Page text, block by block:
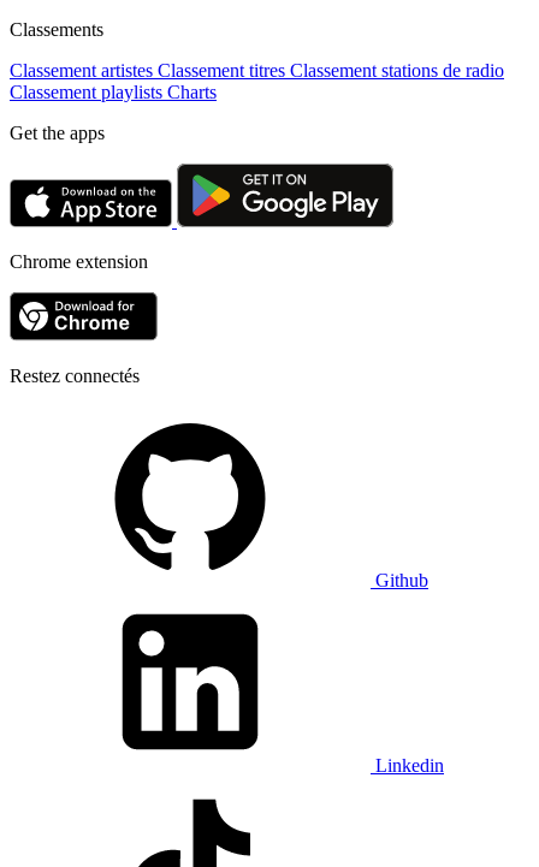
Classements
Classement artistes Classement titres Classement stations de radio
Classement playlists Charts
Get the apps
Chrome extension
Restez connectés
Github
Linkedin